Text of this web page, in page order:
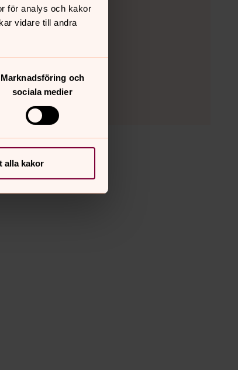
för analys och kakor
vidare till andra
Marknadsföring och
sociala medier
alla kakor